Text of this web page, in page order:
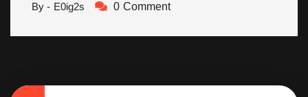
By - E0ig2s 0 Comment